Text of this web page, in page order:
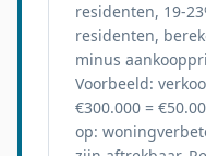
residenten, 19-
residenten,
minus
Voorbeeld:
€300.000 =
op: